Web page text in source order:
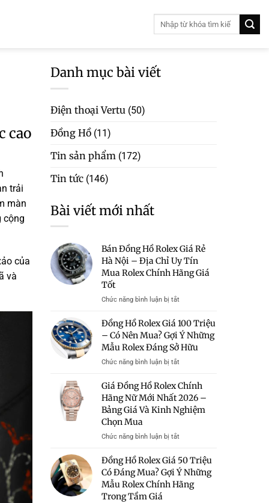
cao
trải
màn
cộng
của
và
Danh mục bài viết
Điện thoại Vertu (50)
Đồng Hồ(11)
Tin sản phẩm (172)
Tin tức(146)
Bài viết mới nhất
Bán Đồng Hồ Rolex Giá Rẻ
Hà Nội – Địa Chỉ Uy Tín
Mua Rolex Chính Hãng Giá
Tốt
Chức năng bình luận bị tắtở
Đồng
Hồ
Rolex
Giá
Rẻ
Nội
–
Địa
Chỉ
Chính
Hãng
Giá
Đồng Hồ Rolex Giá 100 Triệu
– Có Nên Mua? Gợi Ý Những
Mẫu Rolex Đáng Sở Hữu
Chức năng bình luận bị tắtở
Hồ
Giá
100
Mua?
Gợi
Ý
Giá Đồng Hồ Rolex Chính
Hãng Nữ Mới Nhất 2026 –
Bảng Giá Và Kinh Nghiệm
Chọn Mua
Chức năng bình luận bị tắtở
Đồng
Hồ
Rolex
Chính
Đồng Hồ Rolex Giá 50 Triệu
Có Đáng Mua? Gợi Ý Những
Mẫu Rolex Chính Hãng
Trong Tầm Giá